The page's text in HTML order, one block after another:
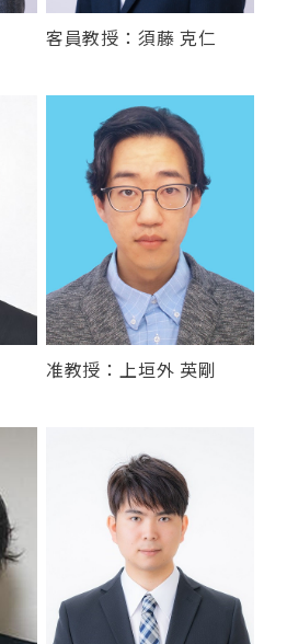
客員教授：須藤 克仁
准教授：上垣外 英剛